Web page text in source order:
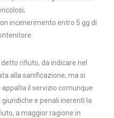
incenerimento entro 5 gg di
rifiuto, da indicare nel
alla sanificazione, ma si
il servizio comunque
e penali inerenti la
a maggior ragione in